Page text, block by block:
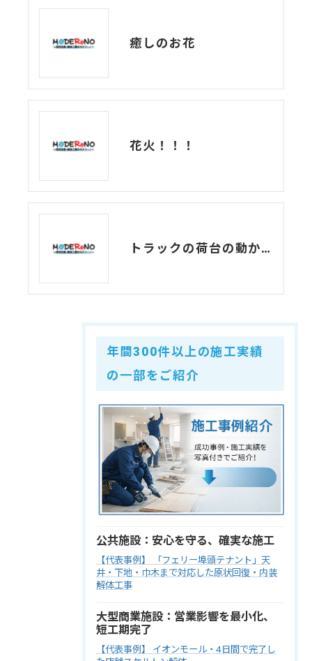
癒しのお花
花火！！！
トラックの荷台の動かし方。
年間300件以上の施工実績
の一部をご紹介
公共施設：安心を守る、確実な施工
【代表事例】 「フェリー埠頭テナント」天
井・下地・巾木まで対応した原状回復・内装
解体工事
大型商業施設：営業影響を最小化、
短工期完了
【代表事例】 イオンモール・4日間で完了し